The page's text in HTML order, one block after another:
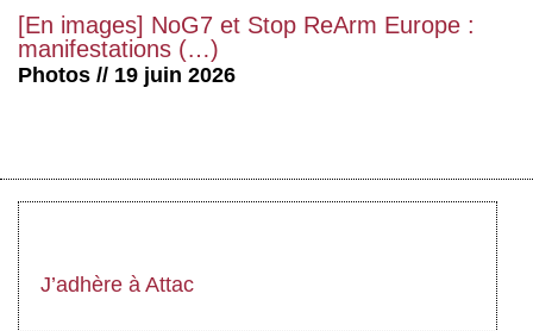
[En images] NoG7 et Stop ReArm Europe :
manifestations (…)
Photos // 19 juin 2026
J’adhère à Attac